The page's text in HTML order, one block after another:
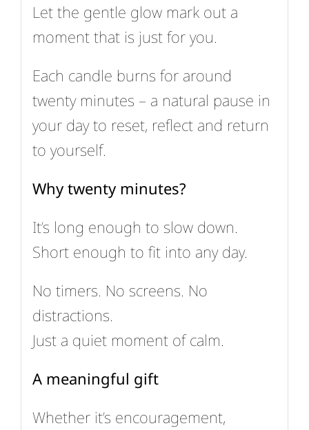
Let the gentle glow mark out a
moment that is just for you.
Each candle burns for around
twenty minutes – a natural pause in
your day to reset, reflect and return
to yourself.
Why twenty minutes?
It’s long enough to slow down.
Short enough to fit into any day.
No timers. No screens. No
distractions.
Just a quiet moment of calm.
A meaningful gift
Whether it’s encouragement,